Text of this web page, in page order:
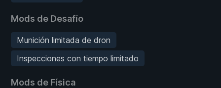
Mods de Desafío
Munición limitada de dron
Inspecciones con tiempo limitado
Mods de Física